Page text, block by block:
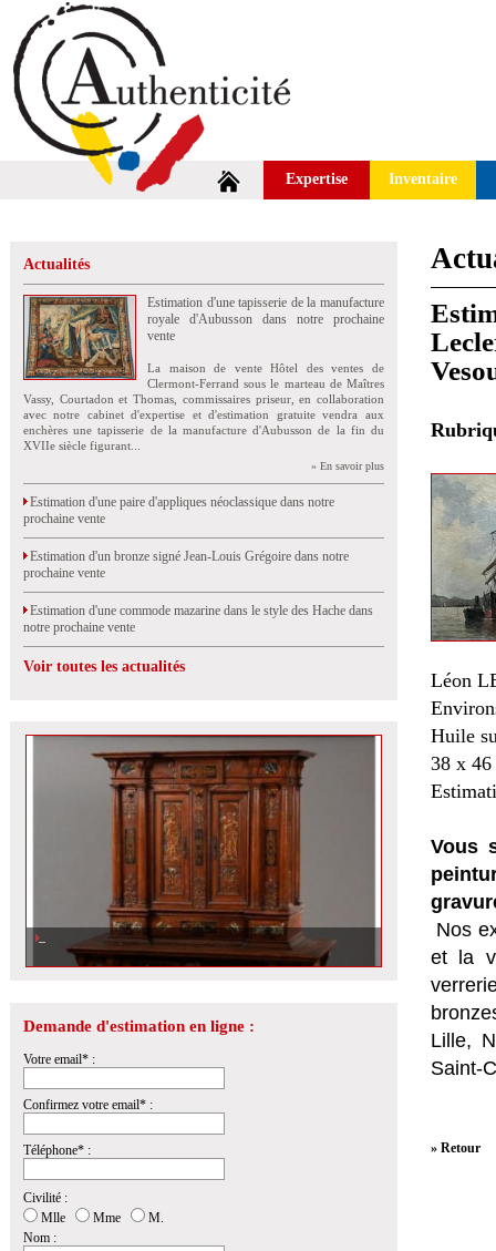
Expertise Inventaire
Actualités
Estimation d'une tapisserie de la manufacture
royale d'Aubusson dans notre prochaine
vente
La maison de vente Hôtel des ventes de
Clermont-Ferrand sous le marteau de Maîtres
Vassy, Courtadon et Thomas, commissaires priseur, en collaboration
avec notre cabinet d'expertise et d'estimation gratuite vendra aux
enchères une tapisserie de la manufacture d'Aubusson de la fin du
XVIIe siècle figurant...
» En savoir plus
Estimation d'une paire d'appliques néoclassique dans notre
prochaine vente
Estimation d'un bronze signé Jean-Louis Grégoire dans notre
prochaine vente
Estimation d'une commode mazarine dans le style des Hache dans
notre prochaine vente
Voir toutes les actualités
Demande d'estimation en ligne :
Votre email* :
Confirmez votre email* :
Téléphone* :
Civilité :
Mlle
Mme
M.
Nom :
Léon
Huile
38 x
Vous
Nos
et la
Lille,
Saint-
» Retour